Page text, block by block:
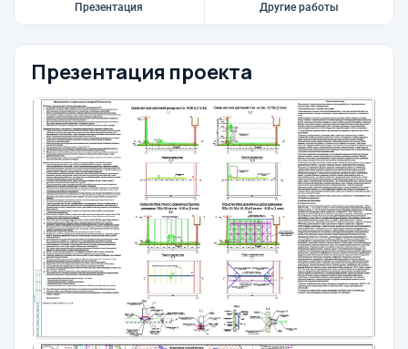
Презентация Другие работы
Презентация проекта